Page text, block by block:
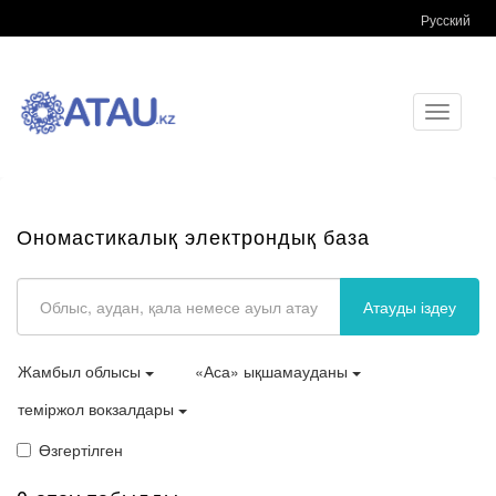
Русский
Toggle
Ономастикалық электрондық база
Атауды іздеу
Жамбыл облысы
«Аса» ықшамауданы
теміржол вокзалдары
Өзгертілген